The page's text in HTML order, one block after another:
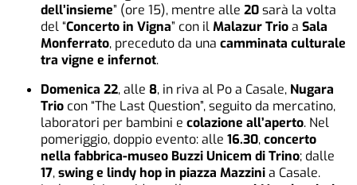
dell’insieme” (ore 15), mentre alle20sarà la volta
del “Concerto in Vigna” con ilMalazur TrioaSala
Monferrato, preceduto da unacamminata culturale
tra vigne e infernot.
Domenica 22, alle 8, in riva al Po a Casale, Nugara
Trio con “The Last Question”, seguito da mercatino,
laboratori per bambini ecolazione all’aperto. Nel
pomeriggio, doppio evento: alle16.30,concerto
nella fabbrica-museo Buzzi Unicem di Trino; dalle
17,swing e lindy hop in piazza Mazzinia Casale.